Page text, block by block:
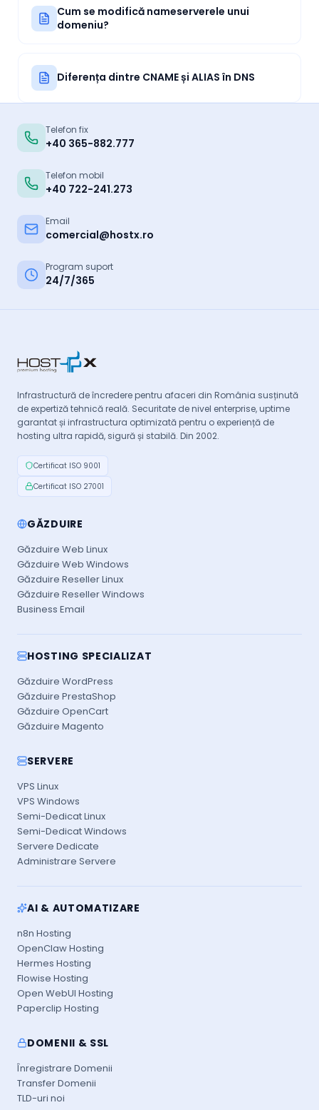
Cum se modifică nameserverele unui
domeniu?
Diferența dintre CNAME și ALIAS în DNS
Telefon fix
+40 365-882.777
Telefon mobil
+40 722-241.273
Email
comercial@hostx.ro
Program suport
24/7/365
Infrastructură de încredere pentru afaceri din România susținută
de expertiză tehnică reală. Securitate de nivel enterprise, uptime
garantat și infrastructura optimizată pentru o experiență de
hosting ultra rapidă, sigură și stabilă. Din 2002.
Certificat ISO 9001
Certificat ISO 27001
GĂZDUIRE
Găzduire Web Linux
Găzduire Web Windows
Găzduire Reseller Linux
Găzduire Reseller Windows
Business Email
HOSTING SPECIALIZAT
Găzduire WordPress
Găzduire PrestaShop
Găzduire OpenCart
Găzduire Magento
SERVERE
VPS Linux
VPS Windows
Semi-Dedicat Linux
Semi-Dedicat Windows
Servere Dedicate
Administrare Servere
AI & AUTOMATIZARE
n8n Hosting
OpenClaw Hosting
Hermes Hosting
Flowise Hosting
Open WebUI Hosting
Paperclip Hosting
DOMENII & SSL
Înregistrare Domenii
Transfer Domenii
TLD-uri noi